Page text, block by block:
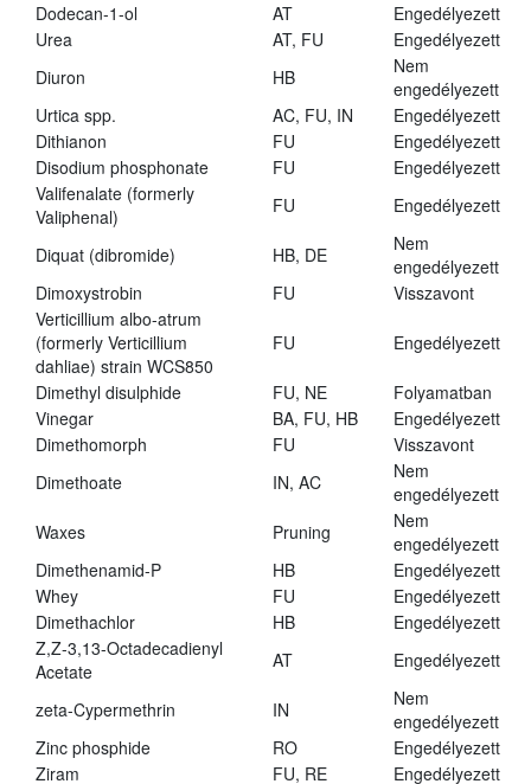
Dodecan-1-ol AT
Engedélyezett
Urea
AT, FU
Engedélyezett
Diuron
HB
Nem
engedélyezett
Urtica spp.
AC, FU, IN
Engedélyezett
Dithianon
FU
Engedélyezett
Disodium phosphonate
FU
Engedélyezett
Valifenalate (formerly
Valiphenal)
FU Engedélyezett
Diquat (dibromide) HB, DE
Nem
engedélyezett
Dimoxystrobin
FU
Visszavont
Verticillium albo-atrum
(formerly Verticillium
dahliae) strain WCS850
FU Engedélyezett
Dimethyl disulphide FU, NE
Folyamatban
Vinegar
BA, FU, HB
Engedélyezett
Dimethomorph
FU
Visszavont
Dimethoate
IN, AC
Nem
engedélyezett
Waxes
Pruning
Nem
engedélyezett
Dimethenamid-P
HB
Engedélyezett
Whey
FU
Engedélyezett
Dimethachlor
HB
Engedélyezett
Z,Z-3,13-Octadecadienyl
Acetate
AT Engedélyezett
zeta-Cypermethrin IN
Nem
engedélyezett
Zinc phosphide
RO
Engedélyezett
Ziram
FU, RE
Engedélyezett